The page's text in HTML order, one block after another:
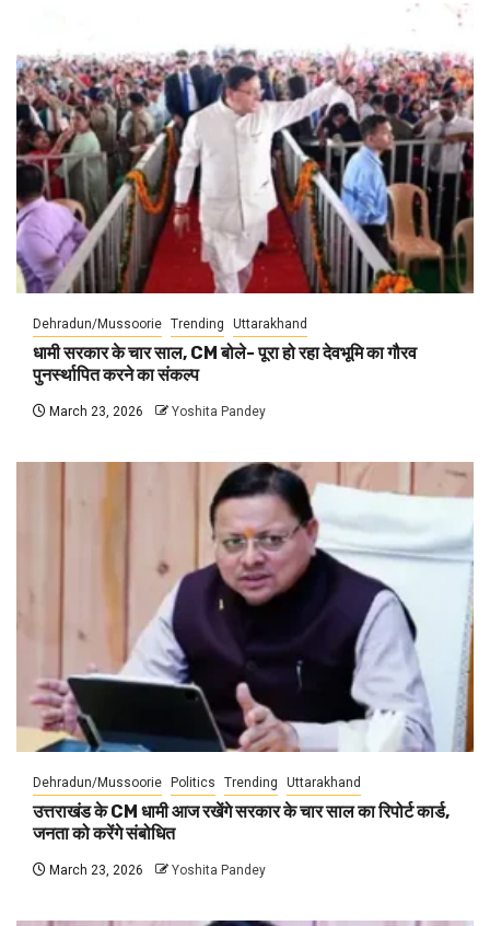
Dehradun/Mussoorie Trending Uttarakhand
धामी सरकार के चार साल, CM बोले- पूरा हो रहा देवभूमि का गौरव
पुनर्स्थापित करने का संकल्प
March 23, 2026 Yoshita Pandey
Dehradun/Mussoorie Politics Trending Uttarakhand
उत्तराखंड के CM धामी आज रखेंगे सरकार के चार साल का रिपोर्ट कार्ड,
जनता को करेंगे संबोधित
March 23, 2026 Yoshita Pandey